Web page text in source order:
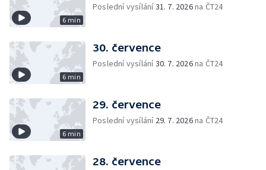
6 min
Poslední vysílání31. 7. 2026na ČT24
6 min
30. července
Poslední vysílání30. 7. 2026na ČT24
6 min
29. července
Poslední vysílání 29. 7. 2026na ČT24
28. července